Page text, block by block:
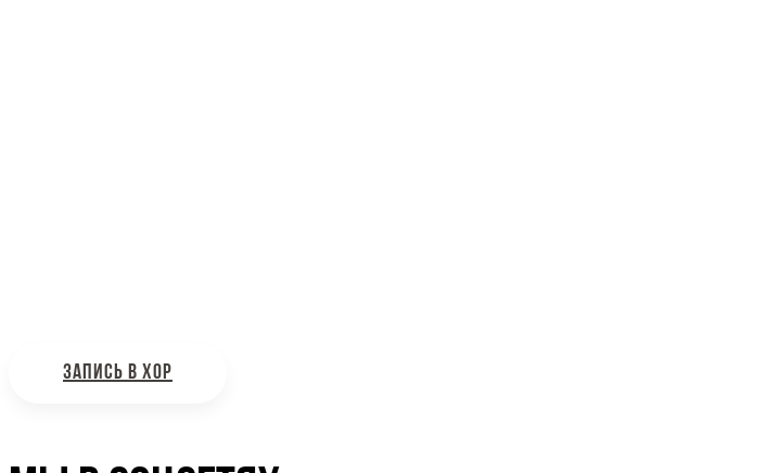
ЗАПИСЬ В ХОР